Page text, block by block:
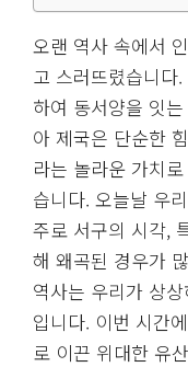
오랜 역사 속에서
고 스러뜨렸습니다
하여 동서양을 잇
아 제국은 단순한
라는 놀라운 가치
습니다. 오늘날 우
주로 서구의 시각,
해 왜곡된 경우가
역사는 우리가 상
입니다. 이번 시간
로 이끈 위대한 유